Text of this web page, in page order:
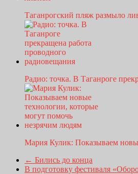
Таганрогский пляж размыло
Радио: точка. В Таганроге
Мария Кулик: Показываем
← Бились до конца
В подготовку фестиваля